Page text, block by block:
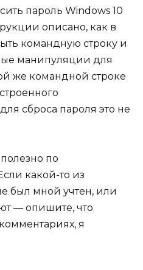
пароль Windows 10
описано, как в
командную строку и
манипуляции для
же командной строке
сброса пароля это не
полезно по
какой-то из
был мной учтен, или
— опишите, что
я